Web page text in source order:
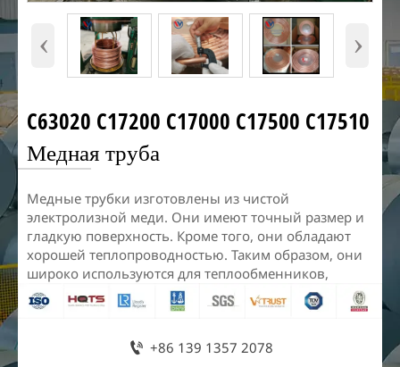
‹ ›
C63020 C17200 C17000 C17500 C17510
Медная труба
Медные трубки изготовлены из чистой
электролизной меди. Они имеют точный размер и
гладкую поверхность. Кроме того, они обладают
хорошей теплопроводностью. Таким образом, они
широко используются для теплообменников,
 +86 139 1357 2078